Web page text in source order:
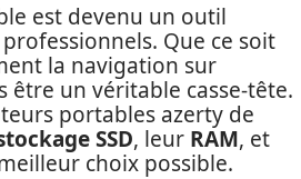
est devenu un outil
Que ce soit
la navigation sur
un véritable casse-tête.
portables azerty de
SSD, leur RAM, et
choix possible.